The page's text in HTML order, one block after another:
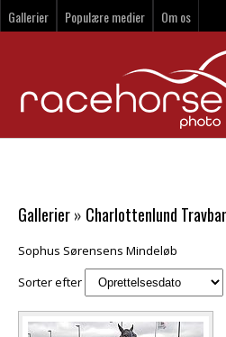
Gallerier Populære medier Om os
Gallerier» Charlottenlund
Sophus Sørensens Mindeløb
Sorter efter